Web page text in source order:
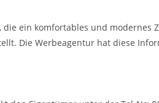
ein komfortables und
Die Werbeagentur hat diese